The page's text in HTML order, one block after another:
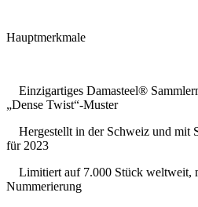
Hauptmerkmale
Einzigartiges Damasteel®
„Dense Twist“-Muster
Hergestellt in der Schweiz und mit
für 2023
Limitiert auf 7.000 Stück weltweit,
Nummerierung